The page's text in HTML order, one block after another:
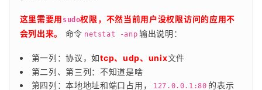
这里需要用 sudo权限，不然当前用户没权限访问的应用不
会列出来。
命令 netstat -anp 输出说明：
第一列：协议，如tcp、udp、unix文件
第二列、第三列：不知道是啥
第四列：本地地址和端口占用，
127.0.0.1:80 的表示